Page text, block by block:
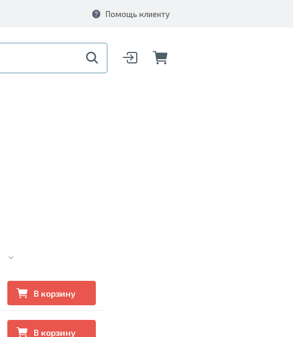
Помощь клиенту
В корзину
В корзину